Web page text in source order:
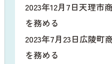
2023年12月7日天理市
を務める
2023年7月23日広陵町
を務める